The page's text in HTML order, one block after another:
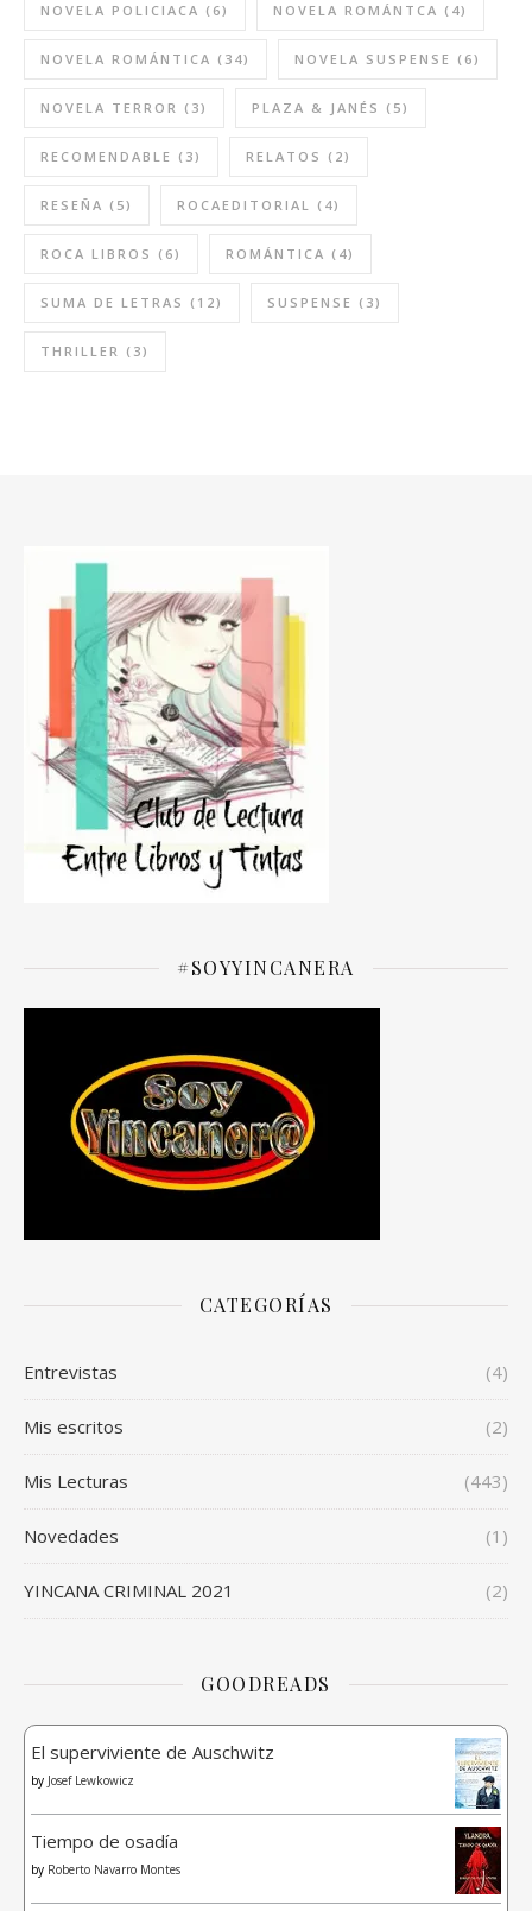
NOVELA POLICIACA (6) NOVELA ROMÁNTCA (4)
NOVELA ROMÁNTICA (34) NOVELA SUSPENSE (6)
NOVELA TERROR (3) PLAZA & JANÉS (5)
RECOMENDABLE (3) RELATOS (2)
RESEÑA (5) ROCAEDITORIAL (4)
ROCA LIBROS (6) ROMÁNTICA (4)
SUMA DE LETRAS (12) SUSPENSE (3)
THRILLER (3)
#SOYYINCANERA
CATEGORÍAS
Entrevistas (4)
Mis escritos (2)
Mis Lecturas (443)
Novedades (1)
YINCANA CRIMINAL 2021 (2)
GOODREADS
El superviviente de Auschwitz
by Josef Lewkowicz
Tiempo de osadía
by Roberto Navarro Montes